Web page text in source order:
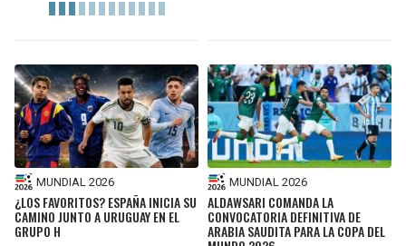
MUNDIAL 2026
¿LOS FAVORITOS? ESPAÑA INICIA SU
CAMINO JUNTO A URUGUAY EN EL
GRUPO H
MUNDIAL 2026
ALDAWSARI COMANDA LA
CONVOCATORIA DEFINITIVA DE
ARABIA SAUDITA PARA LA COPA DEL